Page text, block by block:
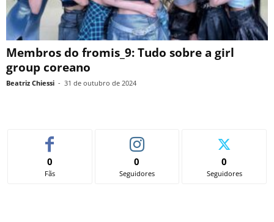
Membros do fromis_9: Tudo sobre a girl
group coreano
Beatriz Chiessi - 31 de outubro de 2024
0
Fãs
0
Seguidores
0
Seguidores